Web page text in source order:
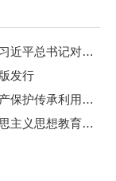
让中朝传统友谊之树更加根深叶茂——习近平总书记对朝鲜进行国事访问纪实
发行
在习近平文化思想引领下文化和自然遗产保护传承利用工作开创新局面
伟大征程丨延安整风：一次深刻的马克思主义思想教育运动